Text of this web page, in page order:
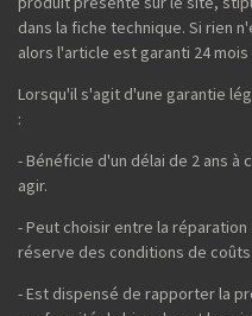
dans la fiche technique. Si rien
alors l'article est garanti 24
Lorsqu'il s'agit d'une garantie
:
- Bénéficie d'un délai de 2 ans
agir.
- Peut choisir entre la
réserve des conditions de coûts.
- Est dispensé de rapporter la